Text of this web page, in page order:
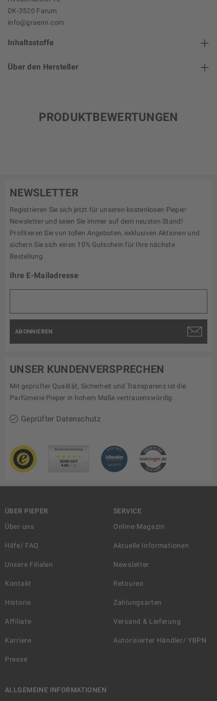
DK-3520 Farum
info@graenn.com
Inhaltsstoffe
Über den Hersteller
PRODUKTBEWERTUNGEN
NEWSLETTER
Registrieren Sie sich jetzt für unseren kostenlosen Pieper-
Newsletter und seien Sie immer auf dem neusten Stand!
Profitieren Sie von tollen Angeboten, exklusiven Aktionen und
sichern Sie sich einen 10% Gutschein für Ihre nächste
Bestellung.
Ihre E-Mailadresse
ABONNIEREN
UNSER KUNDENVERSPRECHEN
Mit geprüfter Qualität, Sicherheit und Transparenz ist die
Parfümerie Pieper in hohem Maße vertrauenswürdig.
Geprüfter Datenschutz
ÜBER PIEPER
Über uns
Hilfe/ FAQ
Unsere Filialen
Kontakt
Historie
Affiliate
Karriere
Presse
SERVICE
Online-Magazin
Aktuelle Informationen
Newsletter
Retouren
Zahlungsarten
Versand & Lieferung
Autorisierter Händler/ YBPN
ALLGEMEINE INFORMATIONEN